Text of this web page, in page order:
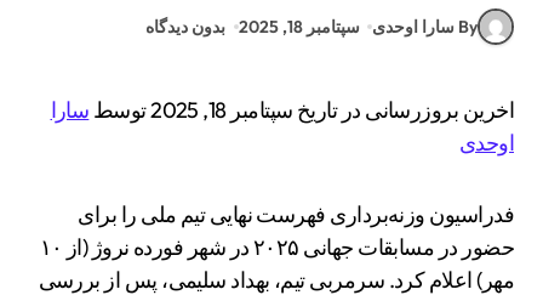
By سارا اوحدی سپتامبر 18, 2025 بدون دیدگاه
اخرین بروزرسانی در تاریخ سپتامبر 18, 2025 توسط
سارا
اوحدی
فدراسیون وزنه‌برداری فهرست نهایی تیم ملی را برای
حضور در مسابقات جهانی ۲۰۲۵ در شهر فورده نروژ (از ۱۰
مهر) اعلام کرد. سرمربی تیم، بهداد سلیمی، پس از بررسی